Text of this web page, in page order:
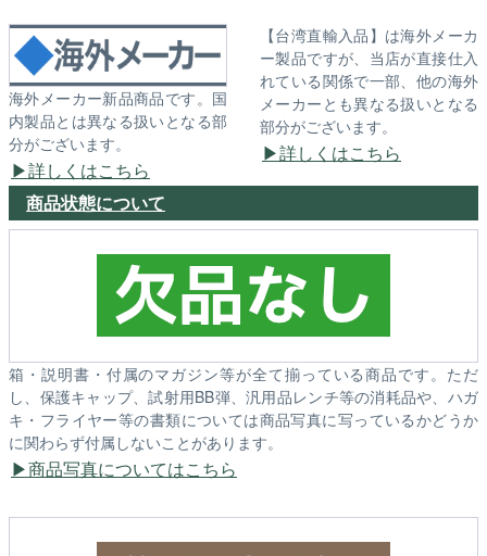
海外メーカー新品商品です。国
内製品とは異なる扱いとなる部
分がございます。
詳しくはこちら
【台湾直輸入品】は海外メーカ
ー製品ですが、当店が直接仕入
れている関係で一部、他の海外
メーカーとも異なる扱いとなる
部分がございます。
詳しくはこちら
商品状態について
箱・説明書・付属のマガジン等が全て揃っている商品です。ただ
し、保護キャップ、試射用BB弾、汎用品レンチ等の消耗品や、ハガ
キ・フライヤー等の書類については商品写真に写っているかどうか
に関わらず付属しないことがあります。
商品写真についてはこちら